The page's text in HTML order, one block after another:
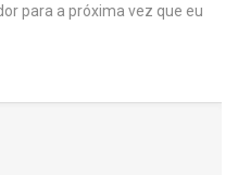
para a próxima vez que eu